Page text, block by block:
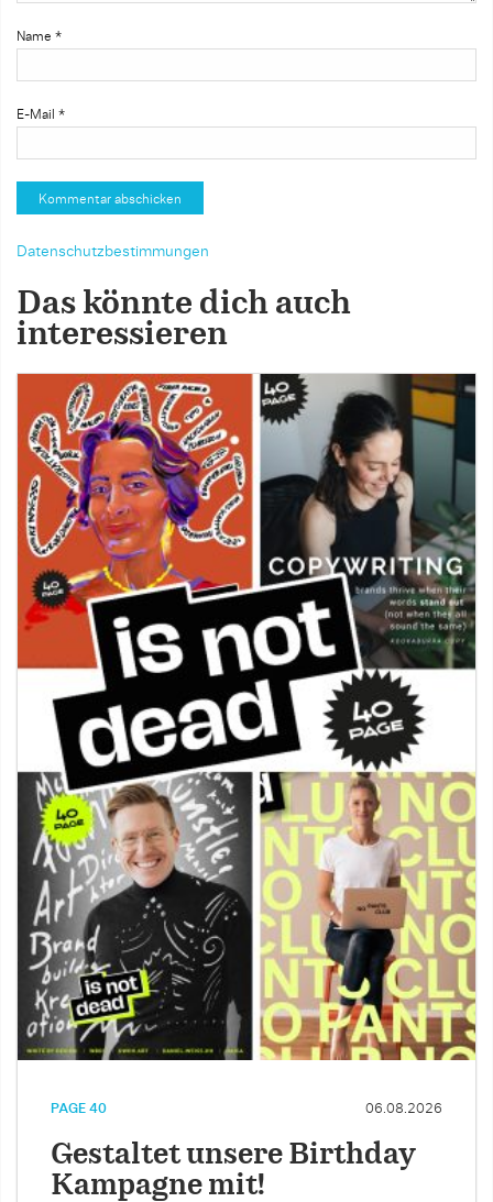
Name *
E-Mail *
Datenschutzbestimmungen
Das könnte dich auch
interessieren
PAGE 40 06.08.2026
Gestaltet unsere Birthday
Kampagne mit!